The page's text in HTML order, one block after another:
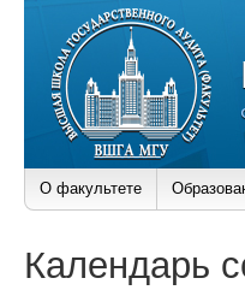
О факультете
Календарь